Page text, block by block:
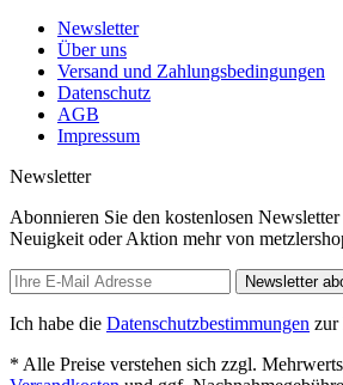
Newsletter
Über uns
Versand und Zahlungsbedingungen
Datenschutz
AGB
Impressum
Newsletter
Abonnieren Sie den kostenlosen
Neuigkeit oder Aktion mehr von
Newsletter
Ich habe die Datenschutzbestimmungen zur
* Alle Preise verstehen sich zzgl.